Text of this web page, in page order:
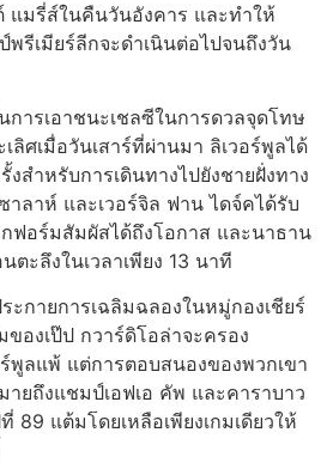
แมรี่ส์ในคืนวันอังคาร และทำให้
รีเมียร์ลีกจะดำเนินต่อไปจนถึงวัน
ารเอาชนะเชลซีในการดวลจุดโทษ
ลิศเมื่อวันเสาร์ที่ผ่านมา ลิเวอร์พูลได้
งสำหรับการเดินทางไปยังชายฝั่งทาง
ลาห์ และเวอร์จิล ฟาน ไดจ์คได้รับ
ฟอร์มสัมผัสได้ถึงโอกาส และนาธาน
ตะลึงในเวลาเพียง 13 นาที
ะกายการเฉลิมฉลองในหมู่กองเชียร์
องเป๊ป กวาร์ดิโอล่าจะครอง
พูลแพ้ แต่การตอบสนองของพวกเขา
ยถึงแชมป์เอฟเอ คัพ และคาราบาว
89 แต้มโดยเหลือเพียงเกมเดียวให้